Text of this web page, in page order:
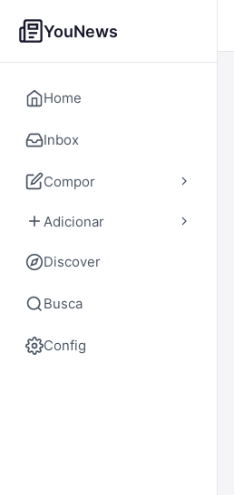
YouNews
Home
Inbox
Compor
Adicionar
Discover
Busca
Config